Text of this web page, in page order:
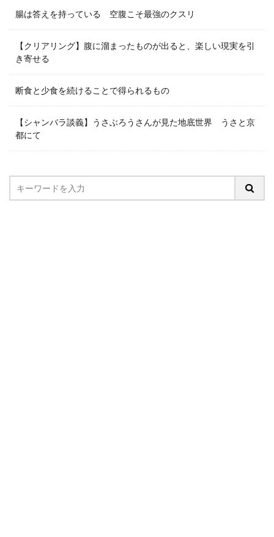
腸は答えを持っている 空腹こそ最強のクスリ
【クリアリング】腹に溜まったものが出ると、楽しい現実を引
き寄せる
断食と少食を続けることで得られるもの
【シャンバラ談義】うさぶろうさんが見た地底世界 うさと京
都にて